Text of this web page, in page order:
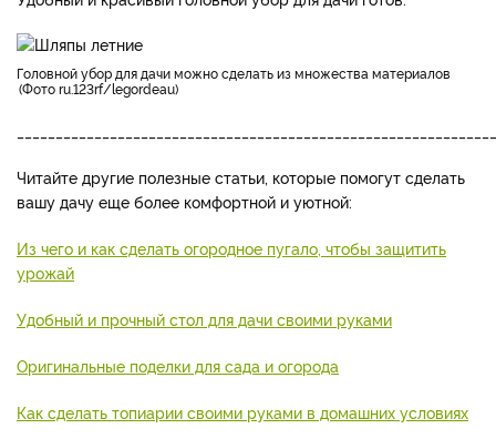
головной убор для дачи можно сделать из множества материалов
Фото ru.123rf/legordeau
Читайте другие полезные статьи, которые помогут сделать
вашу дачу еще более комфортной и уютной:
Из чего и как сделать огородное пугало, чтобы защитить
урожай
Удобный и прочный стол для дачи своими руками
Оригинальные поделки для сада и огорода
Как сделать топиарии своими руками в домашних условиях